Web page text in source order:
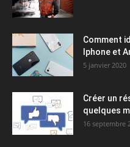
Comment
Iphone et
5 janvier 2020
Créer un
quelques
16 septembre